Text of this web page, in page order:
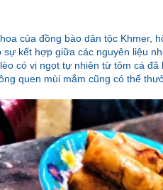
của đồng bào dân tộc Khmer,
sự kết hợp giữa các nguyên liệu
có vị ngọt tự nhiên từ tôm cá
quen mùi mắm cũng có thể